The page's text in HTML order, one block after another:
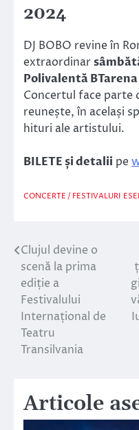
2024
DJ BOBO revine în
extraordinar
Polivalentă
Concertul face parte
reunește, în același
hituri ale artistului.
BILETE și detalii pe
CONCERTE / FESTIVALURI
Navigare
în
articole
Clujul devine o
scenă la prima
ediție a
Festivalului
Internațional de
Teatru
Transilvania
Articole